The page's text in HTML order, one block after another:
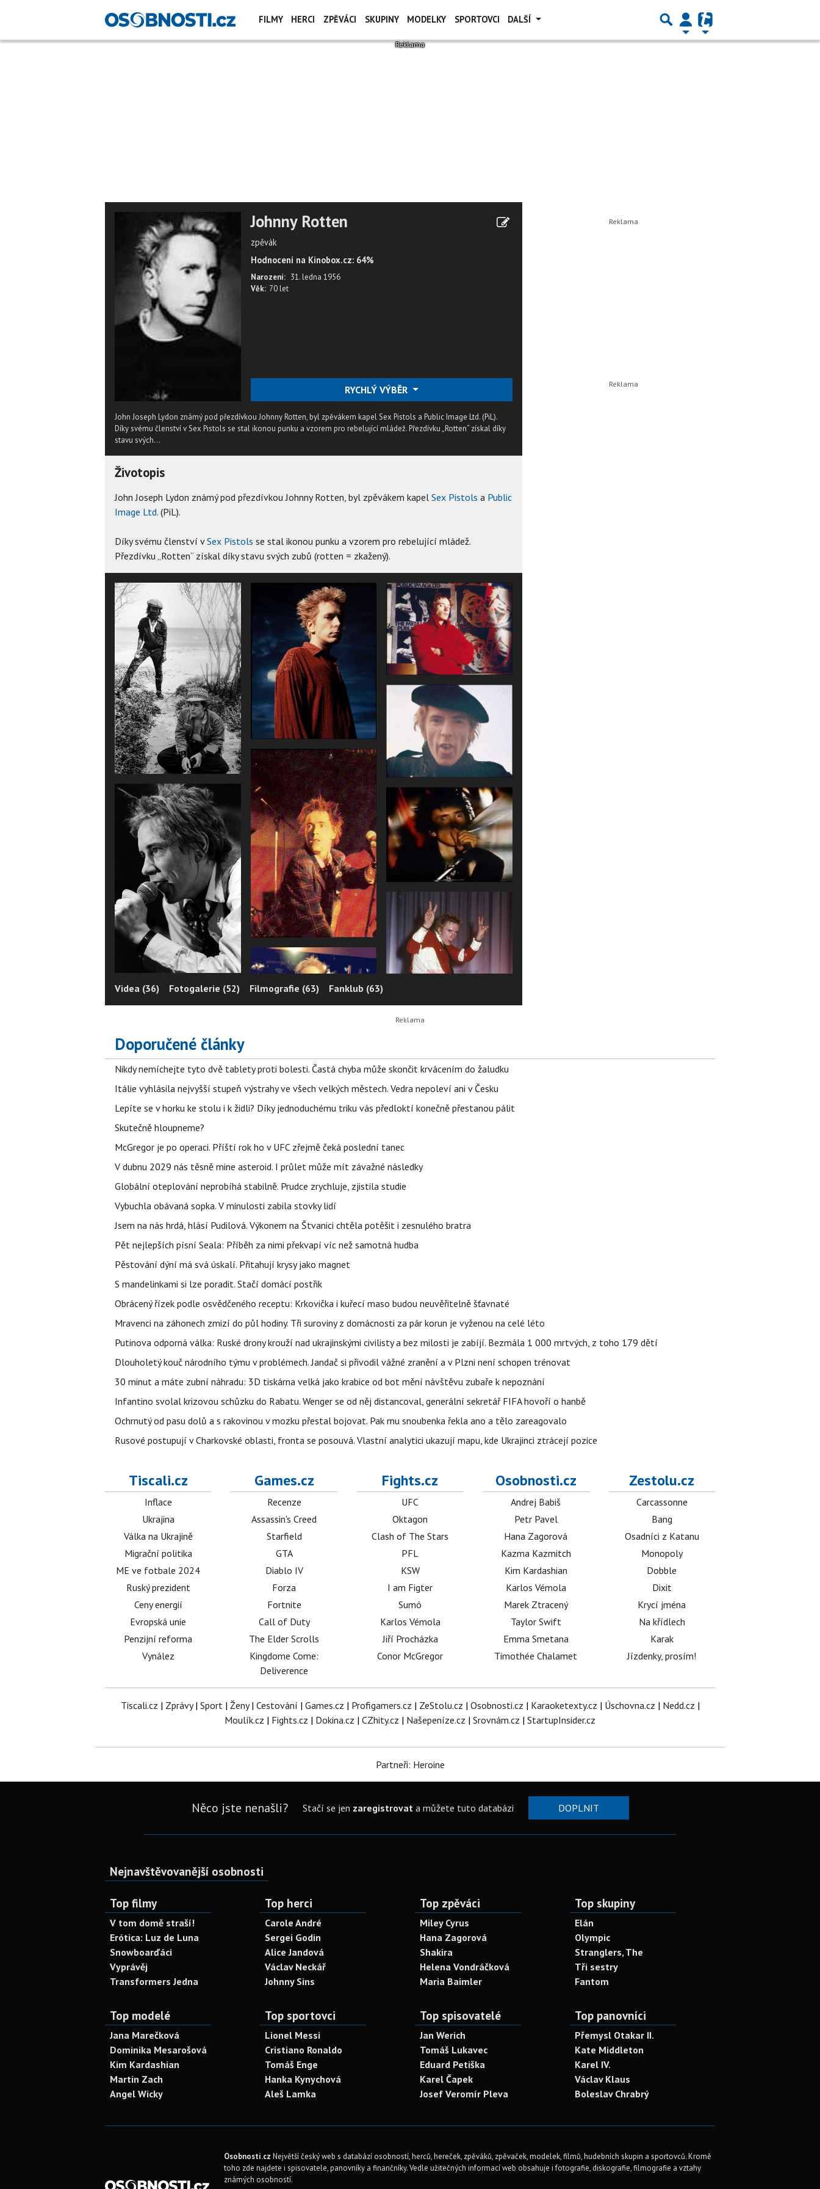
FILMY HERCI ZPĚVÁCI SKUPINY MODELKY SPORTOVCI DALŠÍ
Johnny Rotten
zpěvák
Hodnocení na Kinobox.cz: 64%
Narození: 31. ledna 1956
Věk: 70 let
RYCHLÝ VÝBĚR
John Joseph Lydon známý pod přezdívkou Johnny Rotten, byl zpěvákem kapel Sex Pistols a Public Image Ltd. (PiL).
Díky svému členství v Sex Pistols se stal ikonou punku a vzorem pro rebelující mládež. Přezdívku „Rotten“ získal díky
stavu svých...
Životopis
John Joseph Lydon známý pod přezdívkou Johnny Rotten, byl zpěvákem kapel Sex Pistols a Public
Image Ltd. (PiL).
Díky svému členství vSex Pistols se stal ikonou punku a vzorem pro rebelující mládež.
Přezdívku „Rotten“ získal díky stavu svých zubů (rotten = zkažený).
Videa (36) Fotogalerie (52) Filmografie (63) Fanklub (63)
Doporučené články
Nikdy nemíchejte tyto dvě tablety proti bolesti. Častá chyba může skončit krvácením do žaludku
Itálie vyhlásila nejvyšší stupeň výstrahy ve všech velkých městech. Vedra nepoleví ani v Česku
Lepíte se v horku ke stolu i k židli? Díky jednoduchému triku vás předloktí konečně přestanou pálit
Skutečně hloupneme?
McGregor je po operaci. Příští rok ho v UFC zřejmě čeká poslední tanec
V dubnu 2029 nás těsně mine asteroid. I průlet může mít závažné následky
Globální oteplování neprobíhá stabilně. Prudce zrychluje, zjistila studie
Vybuchla obávaná sopka. V minulosti zabila stovky lidí
Jsem na nás hrdá, hlásí Pudilová. Výkonem na Štvanici chtěla potěšit i zesnulého bratra
Pět nejlepších písní Seala: Příběh za nimi překvapí víc než samotná hudba
Pěstování dýní má svá úskalí. Přitahují krysy jako magnet
S mandelinkami si lze poradit. Stačí domácí postřik
Obrácený řízek podle osvědčeného receptu: Krkovička i kuřecí maso budou neuvěřitelně šťavnaté
Mravenci na záhonech zmizí do půl hodiny. Tři suroviny z domácnosti za pár korun je vyženou na celé léto
Putinova odporná válka: Ruské drony krouží nad ukrajinskými civilisty a bez milosti je zabíjí. Bezmála 1 000 mrtvých, z toho 179 dětí
Dlouholetý kouč národního týmu v problémech. Jandač si přivodil vážné zranění a v Plzni není schopen trénovat
30 minut a máte zubní náhradu: 3D tiskárna velká jako krabice od bot mění návštěvu zubaře k nepoznání
Infantino svolal krizovou schůzku do Rabatu. Wenger se od něj distancoval, generální sekretář FIFA hovoří o hanbě
Ochrnutý od pasu dolů a s rakovinou v mozku přestal bojovat. Pak mu snoubenka řekla ano a tělo zareagovalo
Rusové postupují v Charkovské oblasti, fronta se posouvá. Vlastní analytici ukazují mapu, kde Ukrajinci ztrácejí pozice
Tiscali.cz
Inflace
Ukrajina
Válka na Ukrajině
Migrační politika
ME ve fotbale 2024
Ruský prezident
Ceny energií
Evropská unie
Penzijní reforma
Vynález
Games.cz
Recenze
Assassin's Creed
Starfield
GTA
Diablo IV
Forza
Fortnite
Call of Duty
The Elder Scrolls
Kingdome Come:
Deliverence
Fights.cz
UFC
Oktagon
Clash of The Stars
PFL
KSW
I am Figter
Sumó
Karlos Vémola
Jiří Procházka
Conor McGregor
Osobnosti.cz
Andrej Babiš
Petr Pavel
Hana Zagorová
Kazma Kazmitch
Kim Kardashian
Karlos Vémola
Marek Ztracený
Taylor Swift
Emma Smetana
Timothée Chalamet
Zestolu.cz
Carcassonne
Bang
Osadníci z Katanu
Monopoly
Dobble
Dixit
Krycí jména
Na křídlech
Karak
Jízdenky, prosím!
Tiscali.cz | Zprávy| Sport| Ženy| Cestování | Games.cz | Profigamers.cz | ZeStolu.cz | Osobnosti.cz | Karaoketexty.cz | Úschovna.cz | Nedd.cz |
Moulík.cz | Fights.cz | Dokina.cz | CZhity.cz | Našepeníze.cz | Srovnám.cz | StartupInsider.cz
Partneři: Heroine
Něco jste nenašli? Stačí se jen zaregistrovata můžete tuto databázi DOPLNIT
Nejnavštěvovanější osobnosti
Top filmy
V tom domě straší!
Erótica: Luz de Luna
Snowboarďáci
Vyprávěj
Transformers Jedna
Top herci
Carole André
Sergei Godin
Alice Jandová
Václav Neckář
Johnny Sins
Top zpěváci
Miley Cyrus
Hana Zagorová
Shakira
Helena Vondráčková
Maria Baimler
Top skupiny
Elán
Olympic
Stranglers, The
Tři sestry
Fantom
Top modelé
Jana Marečková
Dominika Mesarošová
Kim Kardashian
Martin Zach
Angel Wicky
Top sportovci
Lionel Messi
Cristiano Ronaldo
Tomáš Enge
Hanka Kynychová
Aleš Lamka
Top spisovatelé
Jan Werich
Tomáš Lukavec
Eduard Petiška
Karel Čapek
Josef Veromír Pleva
Top panovníci
Přemysl Otakar II.
Kate Middleton
Karel IV.
Václav Klaus
Boleslav Chrabrý
Osobnosti.cz Největší český web s databází osobností, herců, hereček, zpěváků, zpěvaček, modelek, filmů, hudebních skupin a sportovců. Kromě
toho zde najdete i spisovatele, panovníky a finančníky. Vedle užitečných informací web obsahuje i fotografie, diskografie, filmografie a vztahy
známých osobností.